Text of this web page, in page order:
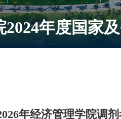
在2025省研究
年经济管理学院调